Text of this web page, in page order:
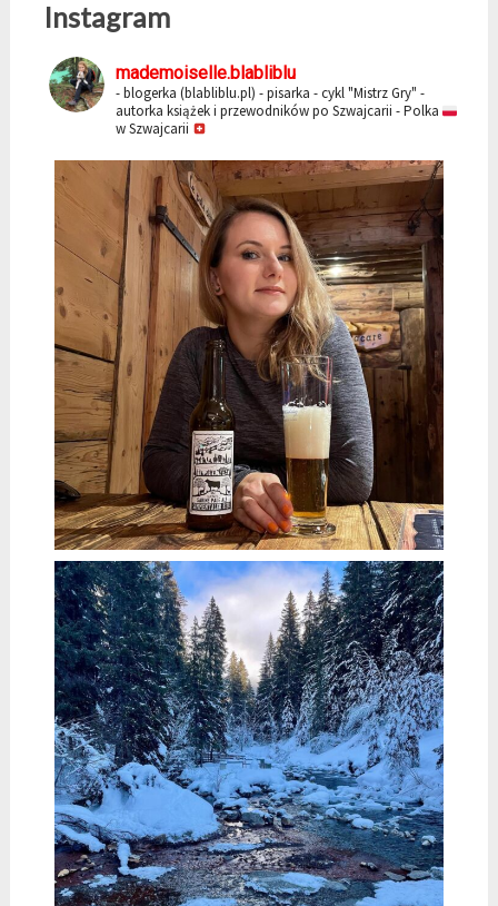
Instagram
mademoiselle.blabliblu
- blogerka (blabliblu.pl) - pisarka - cykl "Mistrz Gry" -
autorka książek i przewodników po Szwajcarii - Polka
w Szwajcarii